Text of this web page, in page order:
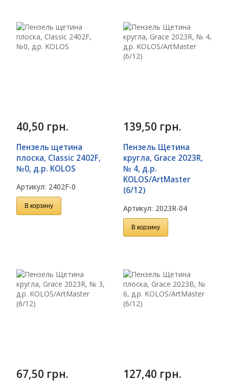
40,50 грн.
Пензель щетина
плоска, Classic 2402F,
№0, д.р. KOLOS
Артикул: 2402F-0
В корзину
139,50 грн.
Пензель Щетина
кругла, Grace 2023R,
№ 4, д.р.
KOLOS/ArtMaster
(6/12)
Артикул: 2023R-04
В корзину
67,50 грн. 127,40 грн.